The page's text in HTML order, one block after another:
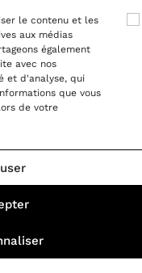
le contenu et les
aux médias
également
avec nos
et d'analyse, qui
que vous
de votre